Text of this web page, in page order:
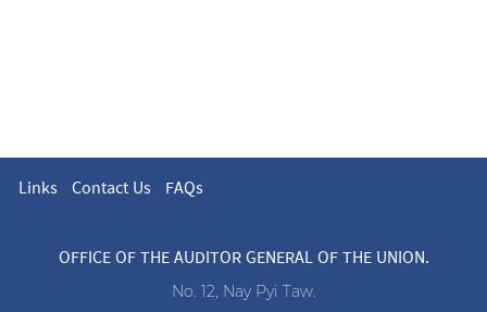
Links Contact Us FAQs
OFFICE OF THE AUDITOR GENERAL OF THE UNION.
No. 12, Nay Pyi Taw.